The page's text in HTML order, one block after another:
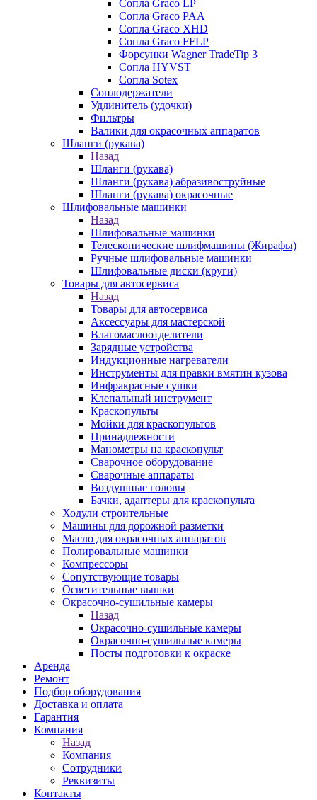
Сопла Graco LP
Сопла Graco PAA
Сопла Graco XHD
Сопла Graco FFLP
Форсунки Wagner TradeTip 3
Сопла HYVST
Сопла Sotex
Соплодержатели
Удлинитель (удочки)
Фильтры
Валики для окрасочных аппаратов
Шланги (рукава)
Назад
Шланги (рукава)
Шланги (рукава) абразивоструйные
Шланги (рукава) окрасочные
Шлифовальные машинки
Назад
Шлифовальные машинки
Телескопические шлифмашины (Жирафы)
Ручные шлифовальные машинки
Шлифовальные диски (круги)
Товары для автосервиса
Назад
Товары для автосервиса
Аксессуары для мастерской
Влагомаслоотделители
Зарядные устройства
Индукционные нагреватели
Инструменты для правки вмятин кузова
Инфракрасные сушки
Клепальный инструмент
Краскопульты
Мойки для краскопультов
Принадлежности
Манометры на краскопульт
Сварочное оборудование
Сварочные аппараты
Воздушные головы
Бачки, адаптеры для краскопульта
Ходули строительные
Машины для дорожной разметки
Масло для окрасочных аппаратов
Полировальные машинки
Компрессоры
Сопутствующие товары
Осветительные вышки
Окрасочно-сушильные камеры
Назад
Окрасочно-сушильные камеры
Окрасочно-сушильные камеры
Посты подготовки к окраске
Аренда
Ремонт
Подбор оборудования
Доставка и оплата
Гарантия
Компания
Назад
Компания
Сотрудники
Реквизиты
Контакты